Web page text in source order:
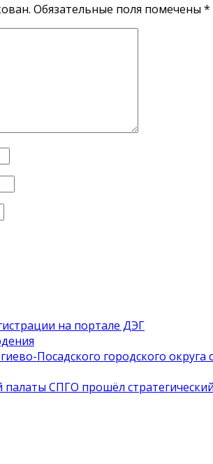
Обязательные поля помечены *
на портале ДЭГ
Посадского городского
СПГО прошёл